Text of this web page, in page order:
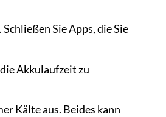
Sie Apps, die Sie
Akkulaufzeit zu
Kälte aus. Beides kann